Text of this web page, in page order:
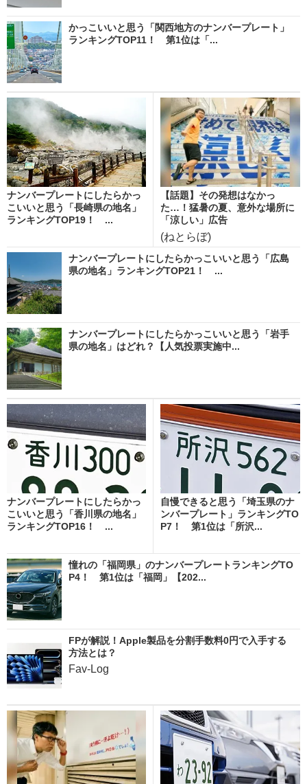
かっこいいと思う「関西地方のナンバープレート」
ランキングTOP11！ 第1位は「...
ナンバープレートにしたらかっ
こいいと思う「長崎県の地名」
ランキングTOP19！ ...
【話題】その発想はなかっ
た…！猛暑の夏、意外な場所に
「涼しい」広告
(ねとらぼ)
ナンバープレートにしたらかっこいいと思う「広島
県の地名」ランキングTOP21！ ...
ナンバープレートにしたらかっこいいと思う「岩手
県の地名」はどれ？【人気投票実施中...
ナンバープレートにしたらかっ
こいいと思う「香川県の地名」
ランキングTOP16！ ...
自慢できると思う「埼玉県のナ
ンバープレート」ランキングTO
P7！ 第1位は「所沢...
憧れの「福岡県」のナンバープレートランキングTO
P4！ 第1位は「福岡」【202...
FPが解説！Apple製品を分割手数料0円で入手する
方法とは？
Fav-Log